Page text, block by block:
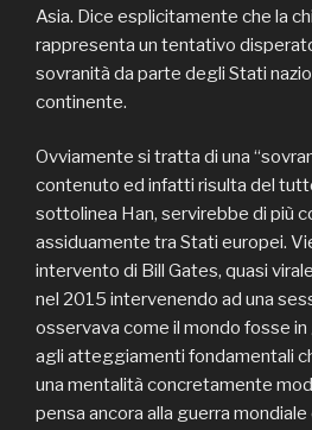
Asia. Dice esplicitamente che la
rappresenta un tentativo
sovranità da parte degli Stati
continente.
Ovviamente si tratta di una
contenuto ed infatti risulta del
sottolinea Han, servirebbe di più
assiduamente tra Stati europei.
intervento di Bill Gates, quasi
nel 2015 intervenendo ad una
osservava come il mondo fosse
agli atteggiamenti fondamentali
una mentalità concretamente
pensa ancora alla guerra mondiale